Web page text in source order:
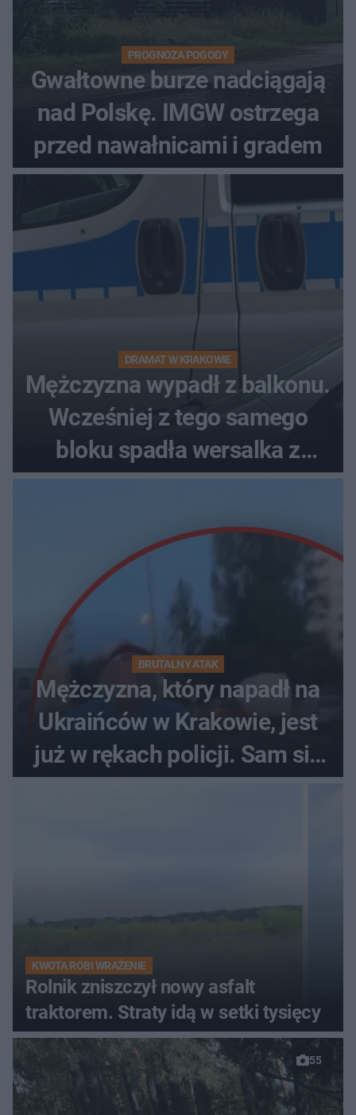
PROGNOZA POGODY
Gwałtowne burze nadciągają
nad Polskę. IMGW ostrzega
przed nawałnicami i gradem
DRAMAT W KRAKOWIE
Mężczyzna wypadł z balkonu.
Wcześniej z tego samego
bloku spadła wersalka z
pościelą
BRUTALNY ATAK
Mężczyzna, który napadł na
Ukraińców w Krakowie, jest
już w rękach policji. Sam się
zgłosił
KWOTA ROBI WRAŻENIE
Rolnik zniszczył nowy asfalt
traktorem. Straty idą w setki tysięcy
55